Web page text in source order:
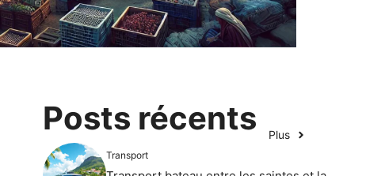
Posts récents Plus
Transport